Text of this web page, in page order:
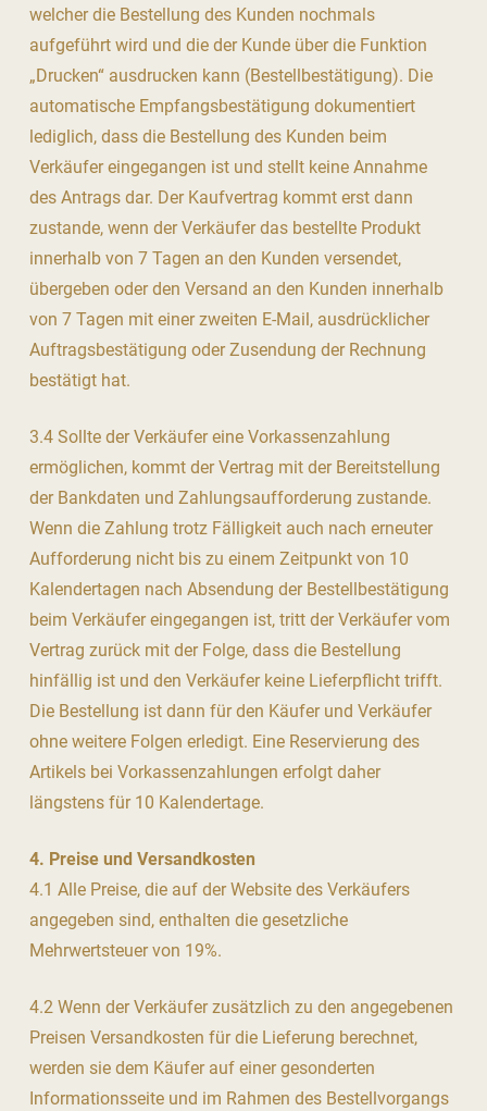
welcher die Bestellung des Kunden nochmals
aufgeführt wird und die der Kunde über die Funktion
„Drucken“ ausdrucken kann (Bestellbestätigung). Die
automatische Empfangsbestätigung dokumentiert
lediglich, dass die Bestellung des Kunden beim
Verkäufer eingegangen ist und stellt keine Annahme
des Antrags dar. Der Kaufvertrag kommt erst dann
zustande, wenn der Verkäufer das bestellte Produkt
innerhalb von 7 Tagen an den Kunden versendet,
übergeben oder den Versand an den Kunden innerhalb
von 7 Tagen mit einer zweiten E-Mail, ausdrücklicher
Auftragsbestätigung oder Zusendung der Rechnung
bestätigt hat.
3.4 Sollte der Verkäufer eine Vorkassenzahlung
ermöglichen, kommt der Vertrag mit der Bereitstellung
der Bankdaten und Zahlungsaufforderung zustande.
Wenn die Zahlung trotz Fälligkeit auch nach erneuter
Aufforderung nicht bis zu einem Zeitpunkt von 10
Kalendertagen nach Absendung der Bestellbestätigung
beim Verkäufer eingegangen ist, tritt der Verkäufer vom
Vertrag zurück mit der Folge, dass die Bestellung
hinfällig ist und den Verkäufer keine Lieferpflicht trifft.
Die Bestellung ist dann für den Käufer und Verkäufer
ohne weitere Folgen erledigt. Eine Reservierung des
Artikels bei Vorkassenzahlungen erfolgt daher
längstens für 10 Kalendertage.
4. Preise und Versandkosten
4.1 Alle Preise, die auf der Website des Verkäufers
angegeben sind, enthalten die gesetzliche
Mehrwertsteuer von 19%.
4.2 Wenn der Verkäufer zusätzlich zu den angegebenen
Preisen Versandkosten für die Lieferung berechnet,
werden sie dem Käufer auf einer gesonderten
Informationsseite und im Rahmen des Bestellvorgangs